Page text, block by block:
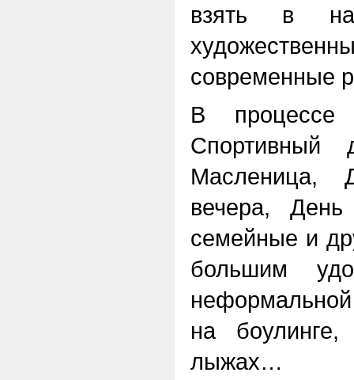
взять в
современные
В процессе
Спортивный
Масленица,
вечера,
семейные и
большим
неформальной
на
лыжах…